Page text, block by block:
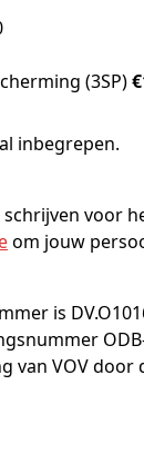
(3SP)
inbegrepen.
voor
om jouw
is
VOV door